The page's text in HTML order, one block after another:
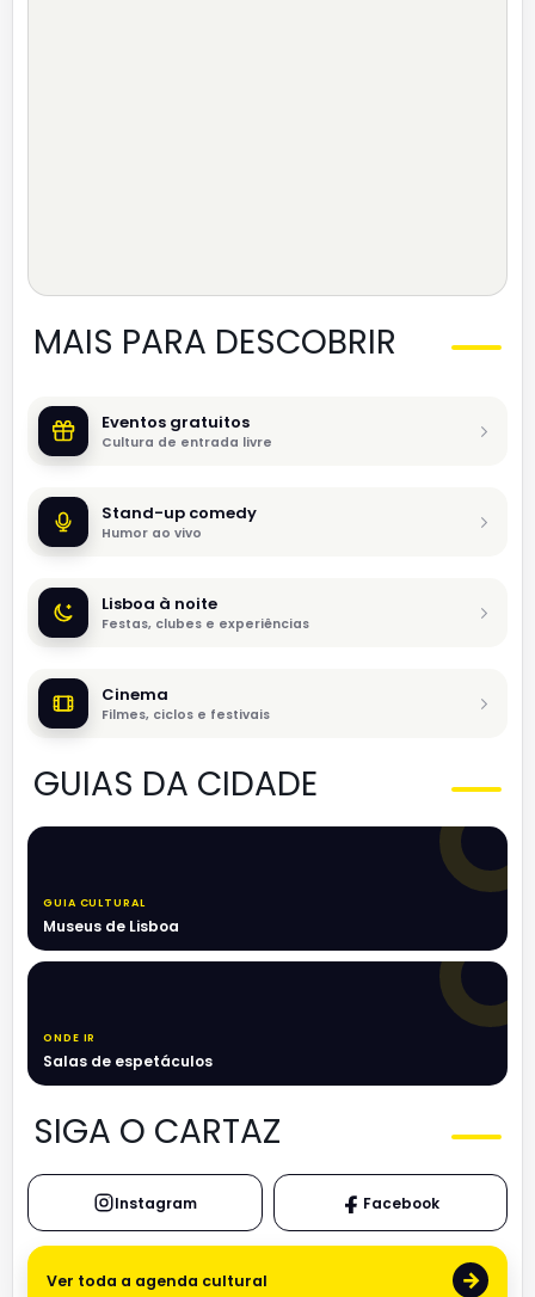
MAIS PARA DESCOBRIR
Eventos gratuitos
Cultura de entrada livre
Stand-up comedy
Humor ao vivo
Lisboa à noite
Festas, clubes e experiências
Cinema
Filmes, ciclos e festivais
GUIAS DA CIDADE
GUIA CULTURAL
Museus de Lisboa
ONDE IR
Salas de espetáculos
SIGA O CARTAZ
Instagram Facebook
Ver toda a agenda cultural →